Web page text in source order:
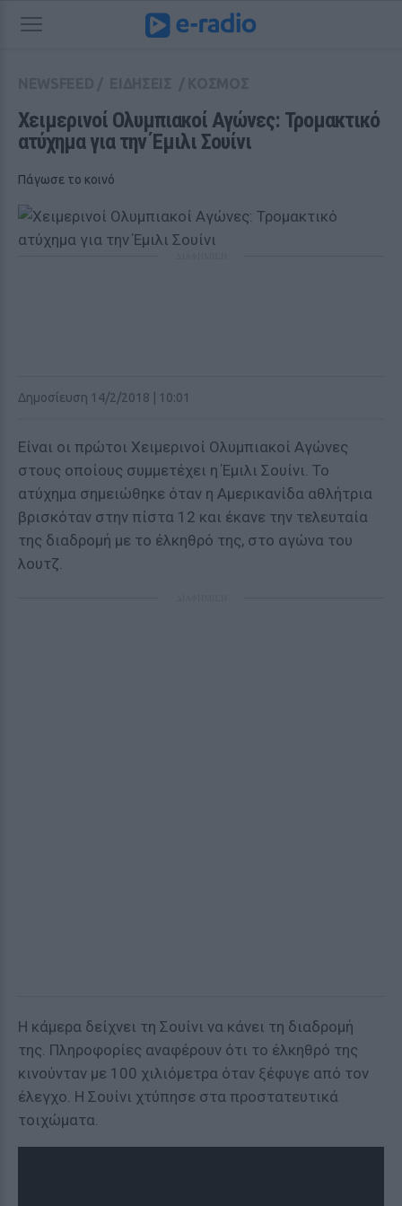
Χειμερινοί Ολυμπιακοί Αγώνες: Τρομακτικό
ατύχημα για την Έμιλι Σουίνι
Πάγωσε το κοινό
Δημοσίευση 14/2/2018 | 10:01
Είναι οι πρώτοι Χειμερινοί Ολυμπιακοί Αγώνες
στους οποίους συμμετέχει η Έμιλι Σουίνι. Το
ατύχημα σημειώθηκε όταν η Αμερικανίδα αθλήτρια
βρισκόταν στην πίστα 12 και έκανε την τελευταία
της διαδρομή με το έλκηθρό της, στο αγώνα του
λουτζ.
Η κάμερα δείχνει τη Σουίνι να κάνει τη διαδρομή
της. Πληροφορίες αναφέρουν ότι το έλκηθρό της
κινούνταν με 100 χιλιόμετρα όταν ξέφυγε από τον
έλεγχο. Η Σουίνι χτύπησε στα προστατευτικά
τοιχώματα.